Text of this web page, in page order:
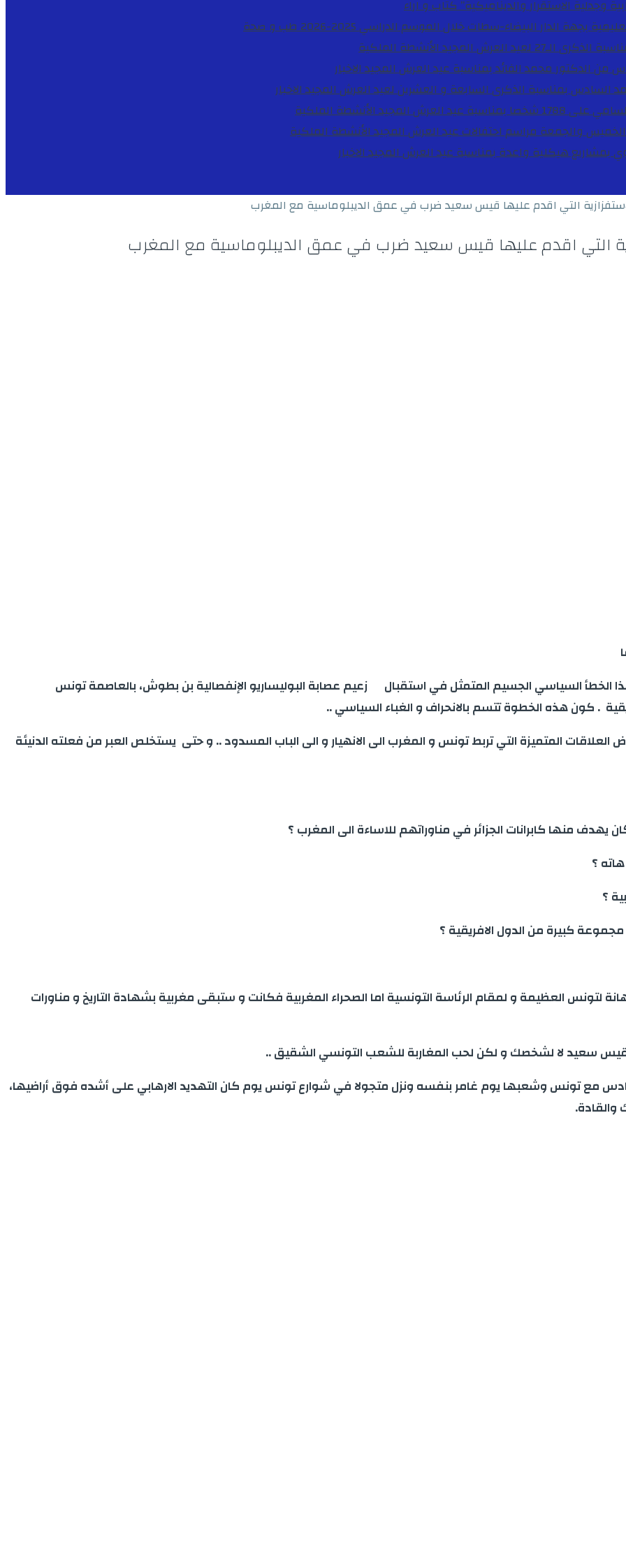
وجدلية الاستقرار والديناميكية”كتاب و اراء
طب و صحة
لعيد العرش المجيد
الأنشطة الملكية
من الدكتور محمد الفائد بمناسبة عيد العرش المجيدالاخبار
السادس بمناسبة الذكرى السابعة و العشرين لعيد العرش المجيدالاخبار
عيد العرش المجيد
الأنشطة الملكية
والجمعة مراسم احتفالات عيد العرش المجيدالأنشطة الملكية
بمشاريع هيكلية واعدة بمناسبة عيد العرش المجيدالاخبار
التي اقدم عليها قيس سعيد ضرب في عمق الديبلوماسية مع المغرب
التي اقدم عليها قيس سعيد ضرب في عمق الديبلوماسية مع المغرب
السياسي الجسيم المتمثل في استقبال زعيم عصابة البوليساريو الإنفصالية بن بطوش، بالعاصمة تونس
المتميزة التي تربط تونس و المغرب الى الانهيار و الى الباب المسدود .. و حتى يستخلص العبر من فعلته الدنيئة
كان يهدف منها كابرانات الجزائر في مناوراتهم للاساءة الى المغرب ؟
؟
؟
كبيرة من الدول الافريقية ؟
لتونس العظيمة و لمقام الرئاسة التونسية اما الصحراء المغربية فكانت و ستبقى مغربية بشهادة التاريخ و مناورات
قيس سعيد لا لشخصك و لكن لحب المغاربة للشعب التونسي الشقيق ..
مع تونس وشعبها يوم غامر بنفسه ونزل متجولا في شوارع تونس يوم كان التهديد الارهابي على أشده فوق أراضيها،
والقادة.